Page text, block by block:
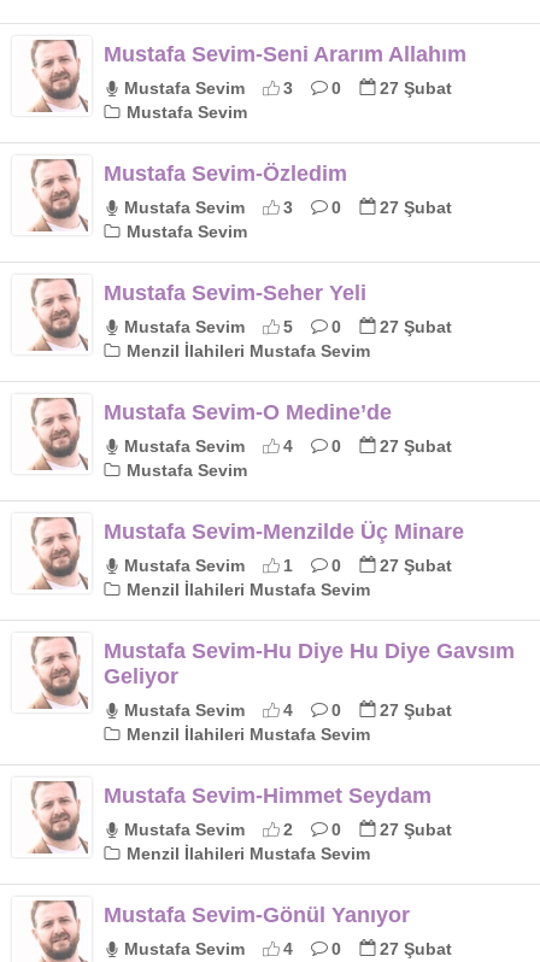
Mustafa Sevim-Seni Ararım Allahım
Mustafa Sevim 3 0
27 Şubat
Mustafa Sevim
Mustafa Sevim-Özledim
Mustafa Sevim 3 0
27 Şubat
Mustafa Sevim
Mustafa Sevim-Seher Yeli
Mustafa Sevim 5 0
27 Şubat
Menzil İlahileri Mustafa Sevim
Mustafa Sevim-O Medine’de
Mustafa Sevim 4 0
27 Şubat
Mustafa Sevim
Mustafa Sevim-Menzilde Üç Minare
Mustafa Sevim 1 0
27 Şubat
Menzil İlahileri Mustafa Sevim
Mustafa Sevim-Hu Diye Hu Diye Gavsım
Geliyor
Mustafa Sevim 4 0
27 Şubat
Menzil İlahileri Mustafa Sevim
Mustafa Sevim-Himmet Seydam
Mustafa Sevim 2 0
27 Şubat
Menzil İlahileri Mustafa Sevim
Mustafa Sevim-Gönül Yanıyor
Mustafa Sevim 4 0
27 Şubat